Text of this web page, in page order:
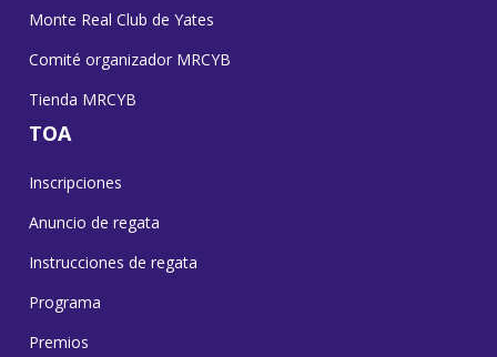
Monte Real Club de Yates
Comité organizador MRCYB
Tienda MRCYB
TOA
Inscripciones
Anuncio de regata
Instrucciones de regata
Programa
Premios